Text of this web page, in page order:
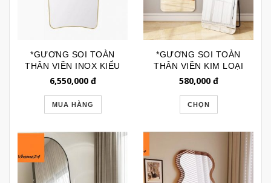
*GƯƠNG SOI TOÀN
THÂN VIỀN INOX KIỂU
DÁNG BẮC ÂU
6,550,000đ
MUA HÀNG
*GƯƠNG SOI TOÀN
THÂN VIỀN KIM LOẠI
CÓ CHÂN GIÁ RẺ
580,000đ
CHỌN